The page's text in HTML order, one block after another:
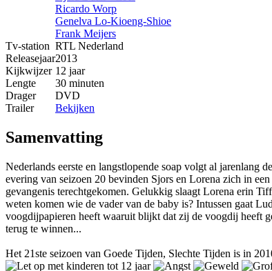
Ricardo Worp
Genelva Lo-Kioeng-Shioe
Frank Meijers
Tv-station RTL Nederland
Releasejaar2013
Kijkwijzer 12 jaar
Lengte
30 minuten
Drager
DVD
Trailer
Bekijken
Samenvatting
Nederlands eerste en langstlopende soap volgt al jarenlang
evering van seizoen 20 bevinden Sjors en Lorena zich in
gevangenis terechtgekomen. Gelukkig slaagt Lorena erin
weten komen wie de vader van de baby is? Intussen gaat
voogdijpapieren heeft waaruit blijkt dat zij de voogdij heeft
terug te winnen...
Het 21ste seizoen van Goede Tijden, Slechte Tijden is in